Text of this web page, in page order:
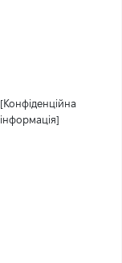
[Конфіденційна
інформація]